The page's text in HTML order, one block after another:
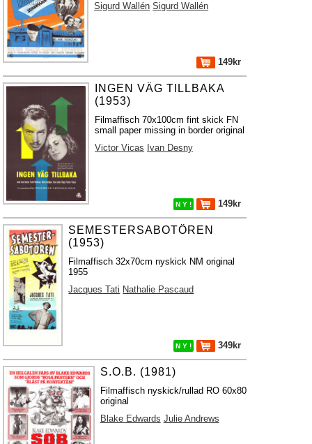
Sigurd Wallén Sigurd Wallén
149kr
INGEN VÄG TILLBAKA
(1953)
Filmaffisch 70x100cm fint skick FN
small paper missing in border original
Victor Vicas Ivan Desny
N Y ! 149kr
SEMESTERSABOTÖREN
(1953)
Filmaffisch 32x70cm nyskick NM original
1955
Jacques Tati Nathalie Pascaud
N Y ! 349kr
S.O.B. (1981)
Filmaffisch nyskick/rullad RO 60x80
original
Blake Edwards Julie Andrews